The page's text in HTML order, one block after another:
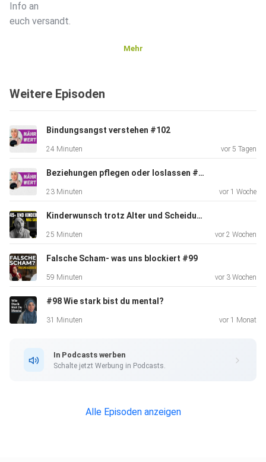
Info an
euch versandt.
Mi, 06.05. ab 19 Uhr
Mehr
Weitere Episoden
Bindungsangst verstehen #102
24 Minuten vor 5 Tagen
Beziehungen pflegen oder loslassen #101
23 Minuten vor 1 Woche
Kinderwunsch trotz Alter und Scheidungen #100
25 Minuten vor 2 Wochen
Falsche Scham- was uns blockiert #99
59 Minuten vor 3 Wochen
#98 Wie stark bist du mental?
31 Minuten vor 1 Monat
In Podcasts werben
Schalte jetzt Werbung in Podcasts.
Alle Episoden anzeigen